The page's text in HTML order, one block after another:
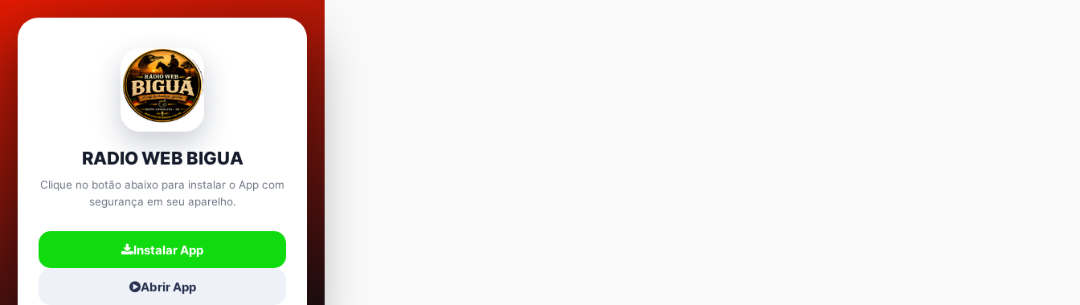
RADIO WEB BIGUA
Clique no botão abaixo para instalar o App com
segurança em seu aparelho.
Instalar App
Abrir App